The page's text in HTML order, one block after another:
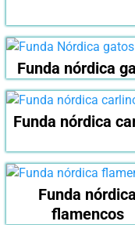
Funda nórdica
Funda nórdica
Funda nórdica
flamencos